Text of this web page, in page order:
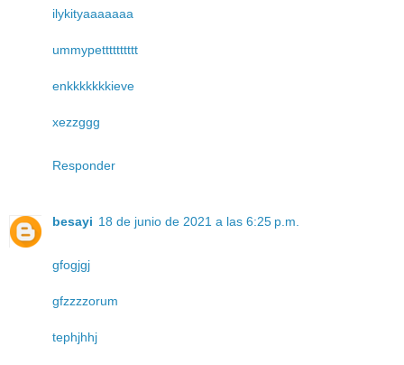
ilykityaaaaaaa
ummypetttttttttt
enkkkkkkkieve
xezzggg
Responder
besayi 18 de junio de 2021 a las 6:25 p.m.
gfogjgj
gfzzzzorum
tephjhhj